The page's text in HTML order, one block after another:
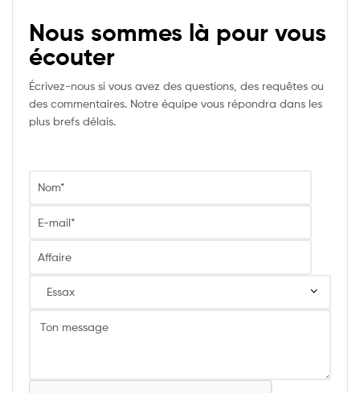
Nous sommes là pour vous
écouter
Écrivez-nous si vous avez des questions, des requêtes ou
des commentaires. Notre équipe vous répondra dans les
plus brefs délais.